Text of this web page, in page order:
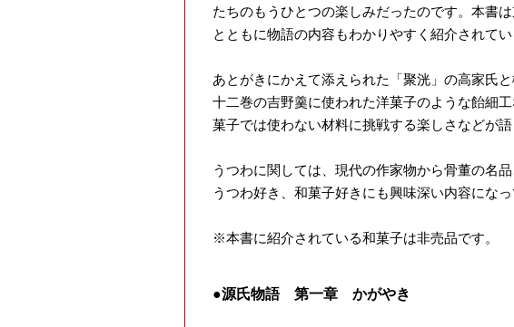
たちのもうひとつの楽しみだったのです。本書
とともに物語の内容もわかりやすく紹介されてい
あとがきにかえて添えられた「聚洸」の高家氏
十二巻の吉野羹に使われた洋菓子のような飴細
菓子では使わない材料に挑戦する楽しさなどが
うつわに関しては、現代の作家物から骨董の名
うつわ好き、和菓子好きにも興味深い内容にな
※本書に紹介されている和菓子は非売品です。
●源氏物語 第一章 かがやき